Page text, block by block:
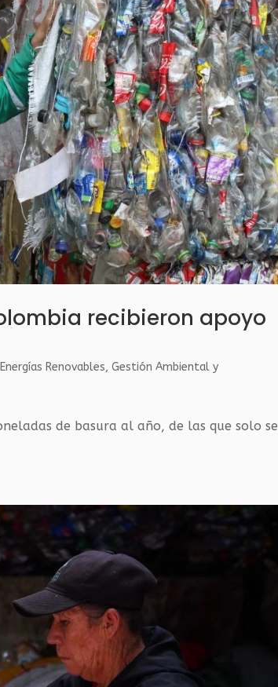
recibieron apoyo
Energías Renovables,Gestión Ambiental y
de basura al año, de las que solo se